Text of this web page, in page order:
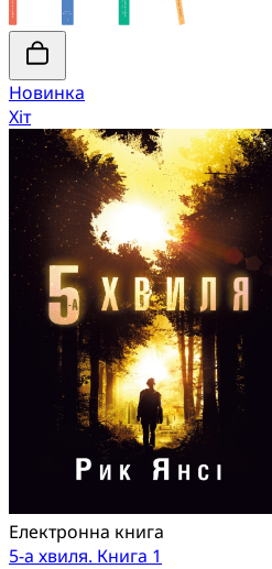
Новинка
Хіт
Електронна книга
5-а хвиля. Книга 1